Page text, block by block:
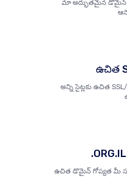
మా అద్భుతమైన
ఉచిత
అన్ని సైట్లకు ఉచిత SSL/
ఉచిత డొమైన్ గోప్యత మీ